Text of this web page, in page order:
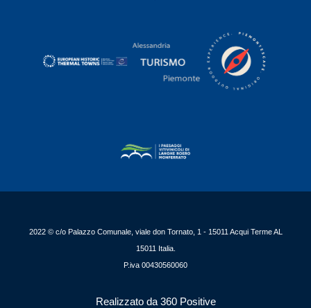
2022 © c/o Palazzo Comunale, viale don Tornato, 1 - 15011 Acqui Terme AL
15011 Italia.
P.iva 00430560060
Realizzato da 360 Positive